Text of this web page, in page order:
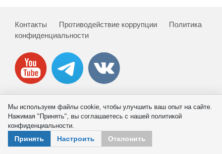
Публикации
Научная жизнь
Издания
О журнале
Номера журналов
Контакты Противодействие коррупции
Политика
конфиденциальности
© 2026 ИНП РАН
Мы используем файлы cookie, чтобы улучшить ваш опыт на сайте.
Нажимая "Принять", вы соглашаетесь с нашей политикой
конфиденциальности.
Принять Настроить Отклонить